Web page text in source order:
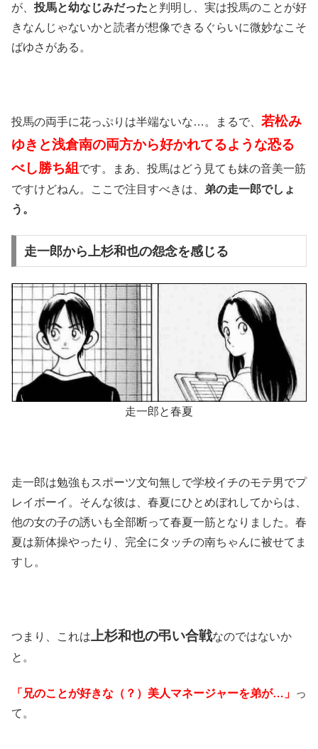
が、 投馬と幼なじみだったと判明し、実は投馬のことが好
きなんじゃないかと読者が想像できるぐらいに微妙なこそ
ばゆさがある。
投馬の両手に花っぷりは半端ないな…。まるで、 若松み
ゆきと浅倉南の両方から好かれてるような恐る
べし勝ち組です。まあ、投馬はどう見ても妹の音美一筋
ですけどねん。ここで注目すべきは、
弟の走一郎でしょ
う。
走一郎から上杉和也の怨念を感じる
走一郎と春夏
走一郎は勉強もスポーツ文句無しで学校イチのモテ男でプ
レイボーイ。そんな彼は、春夏にひとめぼれしてからは、
他の女の子の誘いも全部断って春夏一筋となりました。春
夏は新体操やったり、完全にタッチの南ちゃんに被せてま
すし。
つまり、これは 上杉和也の弔い合戦なのではないか
と。
「兄のことが好きな（？）美人マネージャーを弟が…」 っ
て。